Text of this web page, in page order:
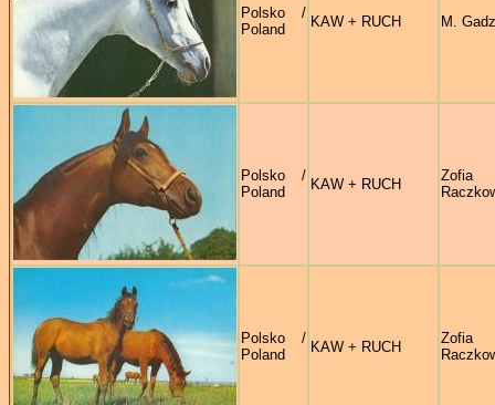
Polsko /
Poland
KAW + RUCH M.
Polsko /
Poland
KAW + RUCH
Zofia
Polsko /
Poland
KAW + RUCH
Zofia